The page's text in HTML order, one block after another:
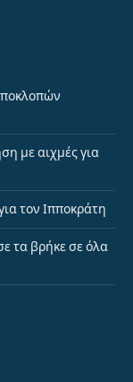
με αιχμές για
τον Ιπποκράτη
τα βρήκε σε όλα